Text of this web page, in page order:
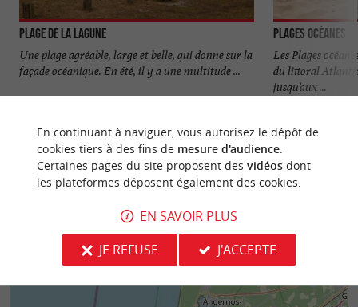
Plage de la Lagune
Une plage agréable, large et belle, qui donne sur la
façade océanique. En été, il y a une multitude ...
Plages océanes
Les Plages
du littoral
jusqu’aux ...
En continuant à naviguer, vous autorisez le dépôt de
cookies tiers à des fins de mesure d'audience.
Certaines pages du site proposent des vidéosdont
les plateformes déposent également des cookies.
EN SAVOIR PLUS
JE REFUSE
J'ACCEPTE